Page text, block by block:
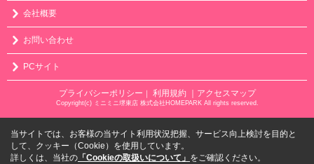
会社概要
お問い合わせ
PCサイト
プライバシーポリシー 利用規約 ｜アクセスマップ
Copyright(c) ミニミニ堺東店 株式会社HOMEPARK All rights reserved.
当サイトでは、お客様の当サイト利用状況把握、サービス向上検討を目的と
して、クッキー（Cookie）を使用しています。
詳しくは、当社の 「Cookieの取扱いについて」 をご確認ください。